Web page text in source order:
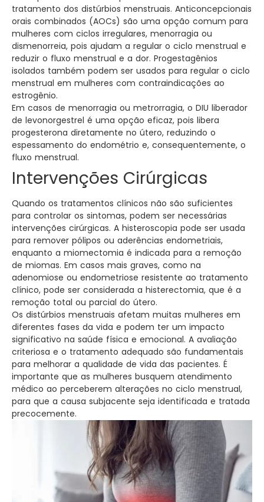
tratamento dos distúrbios menstruais. Anticoncepcionais
orais combinados (AOCs) são uma opção comum para
mulheres com ciclos irregulares, menorragia ou
dismenorreia, pois ajudam a regular o ciclo menstrual e
reduzir o fluxo menstrual e a dor. Progestagênios
isolados também podem ser usados para regular o ciclo
menstrual em mulheres com contraindicações ao
estrogênio.
Em casos de menorragia ou metrorragia, o DIU liberador
de levonorgestrel é uma opção eficaz, pois libera
progesterona diretamente no útero, reduzindo o
espessamento do endométrio e, consequentemente, o
fluxo menstrual.
Intervenções Cirúrgicas
Quando os tratamentos clínicos não são suficientes
para controlar os sintomas, podem ser necessárias
intervenções cirúrgicas. A histeroscopia pode ser usada
para remover pólipos ou aderências endometriais,
enquanto a miomectomia é indicada para a remoção
de miomas. Em casos mais graves, como na
adenomiose ou endometriose resistente ao tratamento
clínico, pode ser considerada a histerectomia, que é a
remoção total ou parcial do útero.
Os distúrbios menstruais afetam muitas mulheres em
diferentes fases da vida e podem ter um impacto
significativo na saúde física e emocional. A avaliação
criteriosa e o tratamento adequado são fundamentais
para melhorar a qualidade de vida das pacientes. É
importante que as mulheres busquem atendimento
médico ao perceberem alterações no ciclo menstrual,
para que a causa subjacente seja identificada e tratada
precocemente.